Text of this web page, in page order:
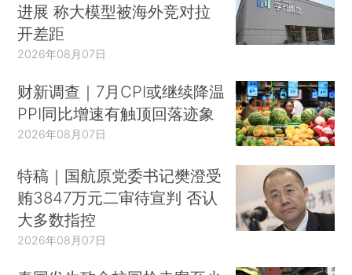
进展 称大模型被海外竞对拉
开差距
2026年08月07日
财新调查｜7月CPI或继续降温
PPI同比增速有触顶回落迹象
2026年08月07日
特稿｜国航原党委书记樊澄受
贿3847万元二审待宣判 否认
大多数指控
2026年08月07日